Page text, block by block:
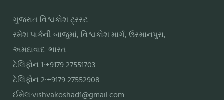
ગુજરાત વિશ્વકોશ ટ્રસ્ટ
રમેશ પાર્કની બાજુમાં, વિશ્વકોશ માર્ગ, ઉસ્માનપુરા,
અમદાવાદ. ભારત
ટેલિફોન 1:+9179 27551703
ટેલિફોન 2:+9179 27552908
ઈમેલ:vishvakoshad1@gmail.com